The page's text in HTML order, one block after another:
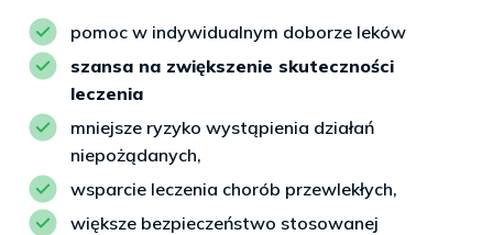
pomoc w indywidualnym doborze leków
szansa na zwiększenie skuteczności
leczenia
mniejsze ryzyko wystąpienia działań
niepożądanych,
wsparcie leczenia chorób przewlekłych,
większe bezpieczeństwo stosowanej